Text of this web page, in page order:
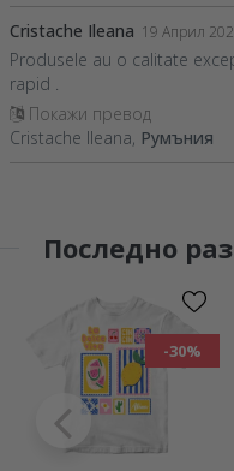
Cristache Ileana 19 Април
Produsele au o calitate
rapid .
Покажи превод
Cristache Ileana, Румъния
Последно
-30%